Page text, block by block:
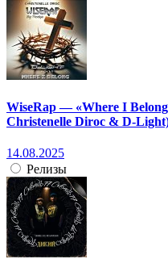
WiseRap — «Where I
Christenelle Diroc & D-
14.08.2025
Релизы